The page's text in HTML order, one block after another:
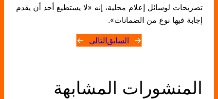
تصريحات لوسائل إعلام محلية، إنه «لا يستطيع أحد أن يقدم
إجابة فيها نوع من الضمانات».
← السابقالتالي →
المنشورات المشابهة